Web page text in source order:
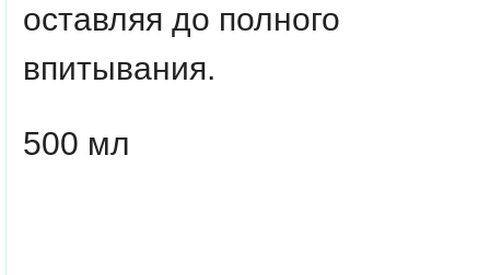
оставляя до полного
впитывания.
500 мл